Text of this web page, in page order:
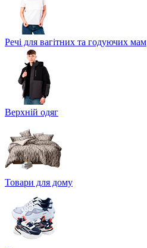
Речі для вагітних та годуючих мам
Верхній одяг
Товари для дому